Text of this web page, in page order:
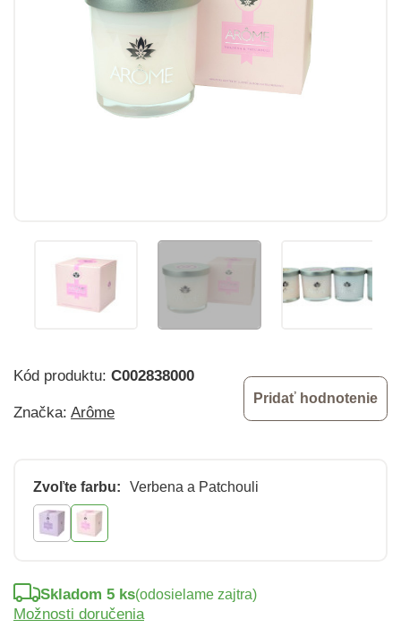
Kód produktu: C002838000
Značka: Arôme
Pridať hodnotenie
Zvoľte farbu: Verbena a Patchouli
Skladom 5 ks(odosielame zajtra)
Možnosti doručenia